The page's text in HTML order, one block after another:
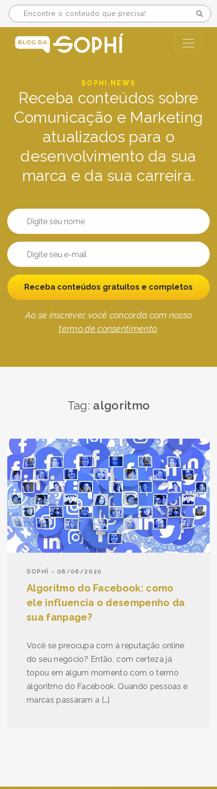
SOPHI.NEWS
Receba conteúdos sobre
Comunicação e Marketing
atualizados para o
desenvolvimento da sua
marca e da sua carreira.
Receba conteúdos gratuitos e completos
Ao se inscrever, você concorda com nosso
termo de consentimento.
Tag: algoritmo
SOPHÍ - 06/06/2020
Algoritmo do Facebook: como
ele influencia o desempenho da
sua fanpage?
Você se preocupa com a reputação online
do seu negócio? Então, com certeza já
topou em algum momento com o termo
algoritmo do Facebook. Quando pessoas e
marcas passaram a […]